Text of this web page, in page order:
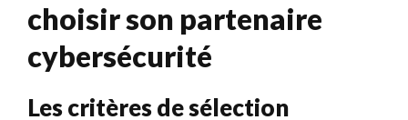
choisir son partenaire
cybersécurité
Les critères de sélection